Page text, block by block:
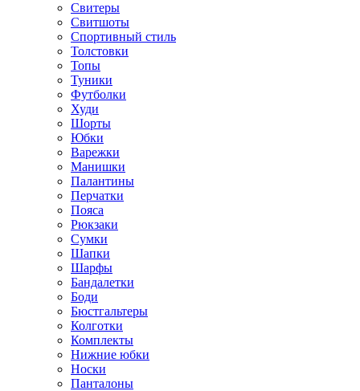
Свитеры
Свитшоты
Спортивный стиль
Толстовки
Топы
Туники
Футболки
Худи
Шорты
Юбки
Варежки
Манишки
Палантины
Перчатки
Пояса
Рюкзаки
Сумки
Шапки
Шарфы
Бандалетки
Боди
Бюстгальтеры
Колготки
Комплекты
Нижние юбки
Носки
Панталоны